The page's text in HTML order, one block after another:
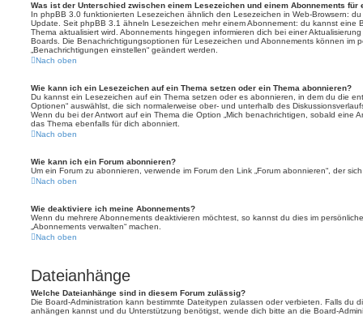
Was ist der Unterschied zwischen einem Lesezeichen und einem Abonnements für
In phpBB 3.0 funktionierten Lesezeichen ähnlich den Lesezeichen in Web-Browsern:
Update. Seit phpBB 3.1 ähneln Lesezeichen mehr einem Abonnement: du kannst eine
Thema aktualisiert wird. Abonnements hingegen informieren dich bei einer
Boards. Die Benachrichtigungsoptionen für Lesezeichen und Abonnements können im
„Benachrichtigungen einstellen“ geändert werden.
Nach oben
Wie kann ich ein Lesezeichen auf ein Thema setzen oder ein Thema abonnieren?
Du kannst ein Lesezeichen auf ein Thema setzen oder es abonnieren, in dem du die
Optionen“ auswählst, die sich normalerweise ober- und unterhalb des
Wenn du bei der Antwort auf ein Thema die Option „Mich benachrichtigen, sobald eine
das Thema ebenfalls für dich abonniert.
Nach oben
Wie kann ich ein Forum abonnieren?
Um ein Forum zu abonnieren, verwende im Forum den Link „Forum abonnieren“, der
Nach oben
Wie deaktiviere ich meine Abonnements?
Wenn du mehrere Abonnements deaktivieren möchtest, so kannst du dies im
„Abonnements verwalten“ machen.
Nach oben
Dateianhänge
Welche Dateianhänge sind in diesem Forum zulässig?
Die Board-Administration kann bestimmte Dateitypen zulassen oder verbieten. Falls du
anhängen kannst und du Unterstützung benötigst, wende dich bitte an die Board-